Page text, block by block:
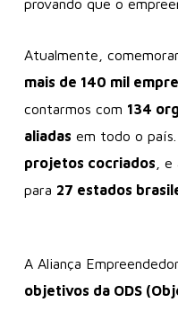
provando que o
Atualmente,
mais de 140 mil
contarmos com 134
aliadas em todo o país.
projetos cocriados ,
para 27 estados
A Aliança
objetivos da ODS